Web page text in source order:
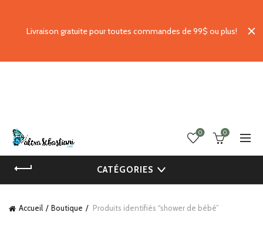
0 0
CATÉGORIES
Accueil Boutique Produits identifiés “shower de bébé”
Livraison gratuite pour toutes commandes de 99$ ou plus!